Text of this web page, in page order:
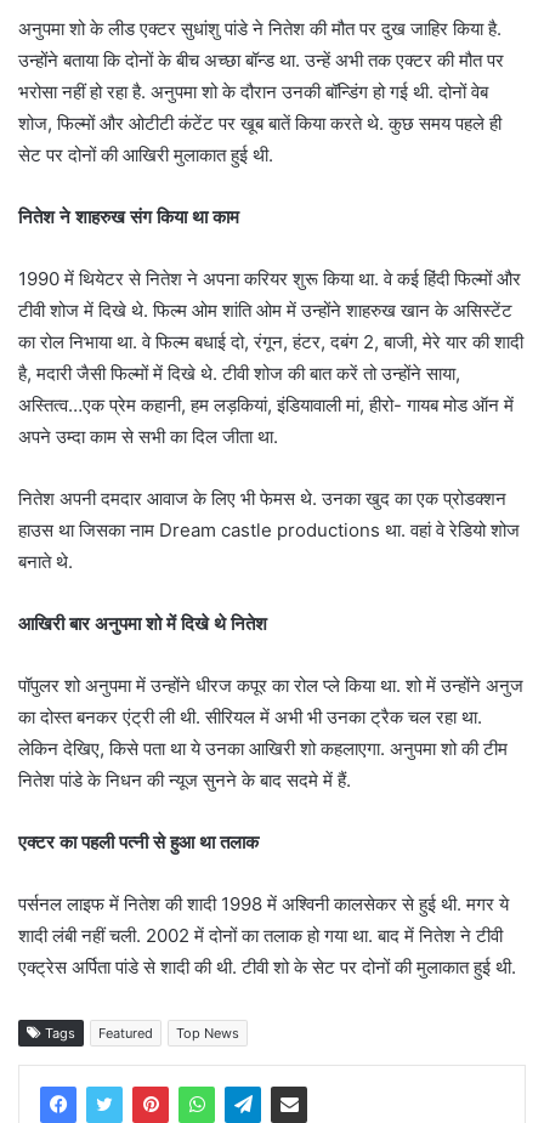
अनुपमा शो के लीड एक्टर सुधांशु पांडे ने नितेश की मौत पर दुख जाहिर किया है.
उन्होंने बताया कि दोनों के बीच अच्छा बॉन्ड था. उन्हें अभी तक एक्टर की मौत पर
भरोसा नहीं हो रहा है. अनुपमा शो के दौरान उनकी बॉन्डिंग हो गई थी. दोनों वेब
शोज, फिल्मों और ओटीटी कंटेंट पर खूब बातें किया करते थे. कुछ समय पहले ही
सेट पर दोनों की आखिरी मुलाकात हुई थी.
नितेश ने शाहरुख संग किया था काम
1990 में थियेटर से नितेश ने अपना करियर शुरू किया था. वे कई हिंदी फिल्मों और
टीवी शोज में दिखे थे. फिल्म ओम शांति ओम में उन्होंने शाहरुख खान के असिस्टेंट
का रोल निभाया था. वे फिल्म बधाई दो, रंगून, हंटर, दबंग 2, बाजी, मेरे यार की शादी
है, मदारी जैसी फिल्मों में दिखे थे. टीवी शोज की बात करें तो उन्होंने साया,
अस्तित्व…एक प्रेम कहानी, हम लड़कियां, इंडियावाली मां, हीरो- गायब मोड ऑन में
अपने उम्दा काम से सभी का दिल जीता था.
नितेश अपनी दमदार आवाज के लिए भी फेमस थे. उनका खुद का एक प्रोडक्शन
हाउस था जिसका नाम Dream castle productions था. वहां वे रेडियो शोज
बनाते थे.
आखिरी बार अनुपमा शो में दिखे थे नितेश
पॉपुलर शो अनुपमा में उन्होंने धीरज कपूर का रोल प्ले किया था. शो में उन्होंने अनुज
का दोस्त बनकर एंट्री ली थी. सीरियल में अभी भी उनका ट्रैक चल रहा था.
लेकिन देखिए, किसे पता था ये उनका आखिरी शो कहलाएगा. अनुपमा शो की टीम
नितेश पांडे के निधन की न्यूज सुनने के बाद सदमे में हैं.
एक्टर का पहली पत्नी से हुआ था तलाक
पर्सनल लाइफ में नितेश की शादी 1998 में अश्विनी कालसेकर से हुई थी. मगर ये
शादी लंबी नहीं चली. 2002 में दोनों का तलाक हो गया था. बाद में नितेश ने टीवी
एक्ट्रेस अर्पिता पांडे से शादी की थी. टीवी शो के सेट पर दोनों की मुलाकात हुई थी.
Tags Featured Top News